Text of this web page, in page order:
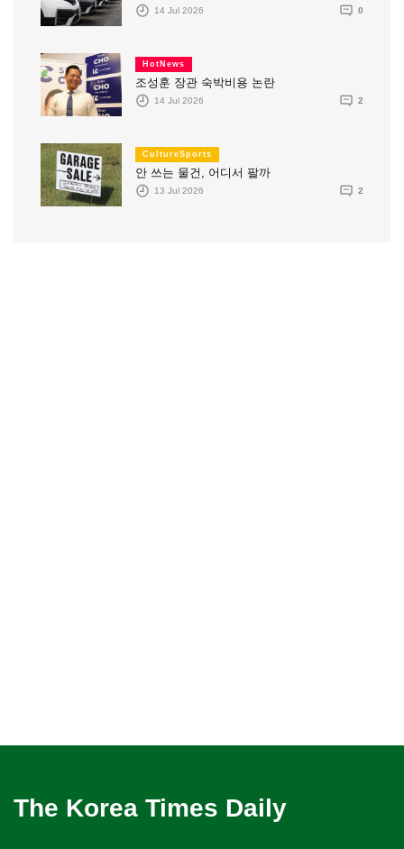
14 Jul 2026 0
HotNews
조성훈 장관 숙박비용 논란
14 Jul 2026 2
CultureSports
안 쓰는 물건, 어디서 팔까
13 Jul 2026 2
The Korea Times Daily